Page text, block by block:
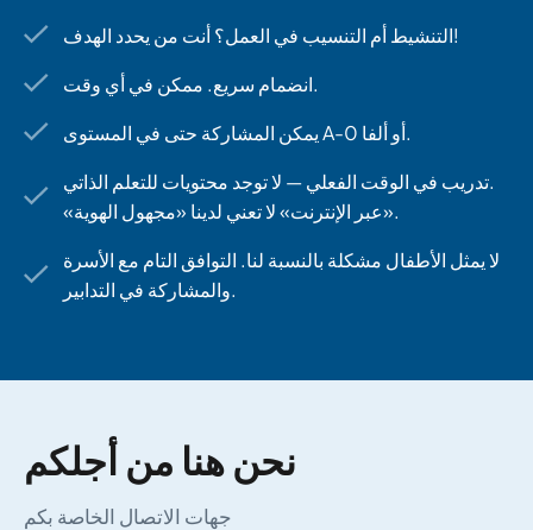
التنشيط أم التنسيب في العمل؟ أنت من يحدد الهدف!
انضمام سريع. ممكن في أي وقت.
يمكن المشاركة حتى في المستوى A-0 أو ألفا.
تدريب في الوقت الفعلي — لا توجد محتويات للتعلم الذاتي.
«عبر الإنترنت» لا تعني لدينا «مجهول الهوية».
لا يمثل الأطفال مشكلة بالنسبة لنا. التوافق التام مع الأسرة
والمشاركة في التدابير.
نحن هنا من أجلكم
جهات الاتصال الخاصة بكم